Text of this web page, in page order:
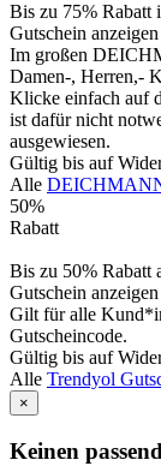
Bis zu 75%
Gutschein anzeigen
Im großen
Damen-, Herren,-
Klicke einfach auf
ist dafür nicht
ausgewiesen.
Gültig bis auf
Alle
50%
Rabatt
Bis zu 50% Rabatt
Gutschein anzeigen
Gilt für alle
Gutscheincode.
Gültig bis auf
Alle Trendyol
×
Keinen